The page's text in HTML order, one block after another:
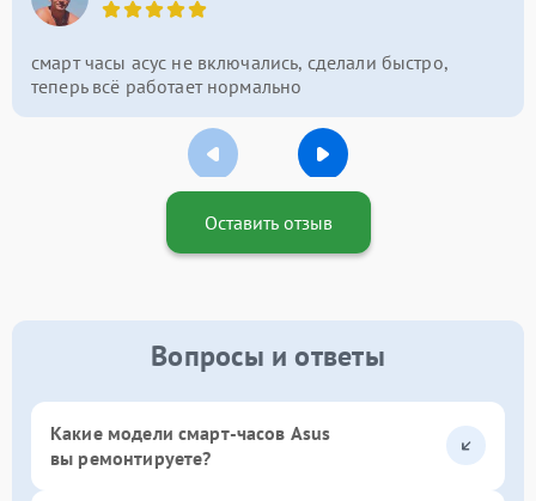
смарт часы асус не включались, сделали быстро,
теперь всё работает нормально
Оставить отзыв
Вопросы и ответы
Какие модели смарт-часов Asus
вы ремонтируете?